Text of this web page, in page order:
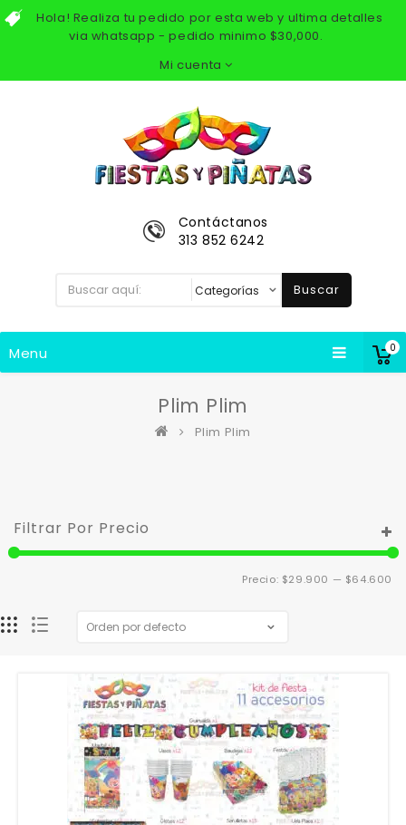
Hola! Realiza tu pedido por esta web y ultima detalles
via whatsapp - pedido minimo $30,000.
Mi cuenta
0
Contáctanos
313 852 6242
Buscar
Menu
Plim Plim
Plim Plim
Filtrar Por Precio
Precio: $29.900 — $64.600